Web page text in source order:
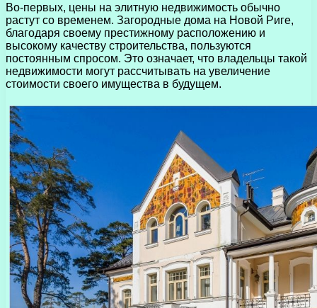
Во-первых, цены на элитную недвижимость обычно
растут со временем. Загородные дома на Новой Риге,
благодаря своему престижному расположению и
высокому качеству строительства, пользуются
постоянным спросом. Это означает, что владельцы такой
недвижимости могут рассчитывать на увеличение
стоимости своего имущества в будущем.